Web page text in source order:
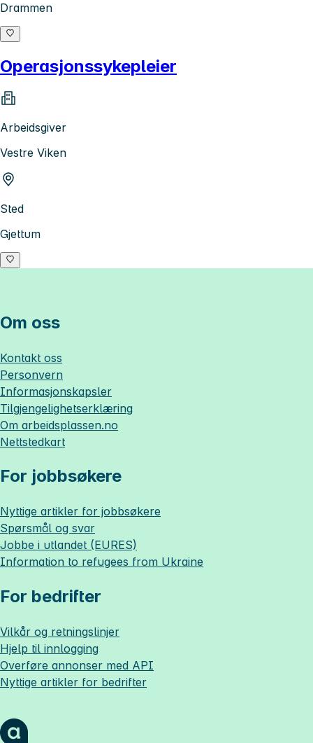
Drammen
Operasjonssykepleier
Arbeidsgiver
Vestre Viken
Sted
Gjettum
Om oss
Kontakt oss
Personvern
Informasjonskapsler
Tilgjengelighetserklæring
Om arbeidsplassen.no
Nettstedkart
For jobbsøkere
Nyttige artikler for jobbsøkere
Spørsmål og svar
Jobbe i utlandet (EURES)
Information to refugees from Ukraine
For bedrifter
Vilkår og retningslinjer
Hjelp til innlogging
Overføre annonser med API
Nyttige artikler for bedrifter